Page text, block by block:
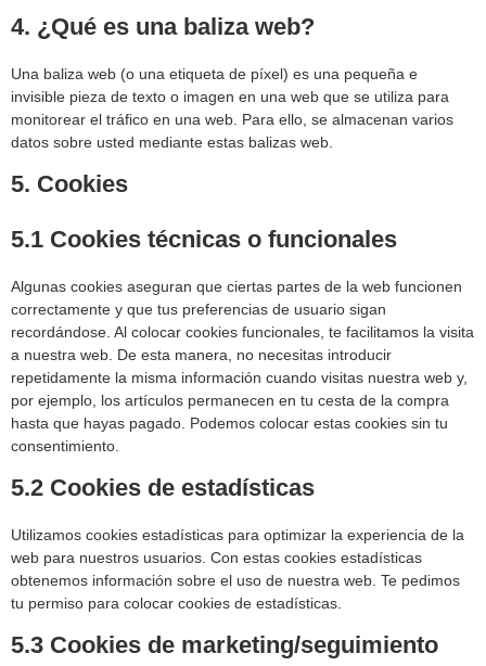
4. ¿Qué es una baliza web?
Una baliza web (o una etiqueta de píxel) es una pequeña e
invisible pieza de texto o imagen en una web que se utiliza para
monitorear el tráfico en una web. Para ello, se almacenan varios
datos sobre usted mediante estas balizas web.
5. Cookies
5.1 Cookies técnicas o funcionales
Algunas cookies aseguran que ciertas partes de la web funcionen
correctamente y que tus preferencias de usuario sigan
recordándose. Al colocar cookies funcionales, te facilitamos la visita
a nuestra web. De esta manera, no necesitas introducir
repetidamente la misma información cuando visitas nuestra web y,
por ejemplo, los artículos permanecen en tu cesta de la compra
hasta que hayas pagado. Podemos colocar estas cookies sin tu
consentimiento.
5.2 Cookies de estadísticas
Utilizamos cookies estadísticas para optimizar la experiencia de la
web para nuestros usuarios. Con estas cookies estadísticas
obtenemos información sobre el uso de nuestra web. Te pedimos
tu permiso para colocar cookies de estadísticas.
5.3 Cookies de marketing/seguimiento